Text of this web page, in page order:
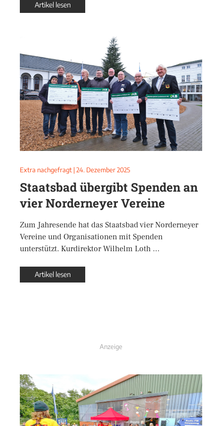
Artikel lesen
Extra nachgefragt | 24. Dezember 2025
Staatsbad übergibt Spenden an
vier Norderneyer Vereine
Zum Jahresende hat das Staatsbad vier Norderneyer
Vereine und Organisationen mit Spenden
unterstützt. Kurdirektor Wilhelm Loth …
Artikel lesen
Anzeige